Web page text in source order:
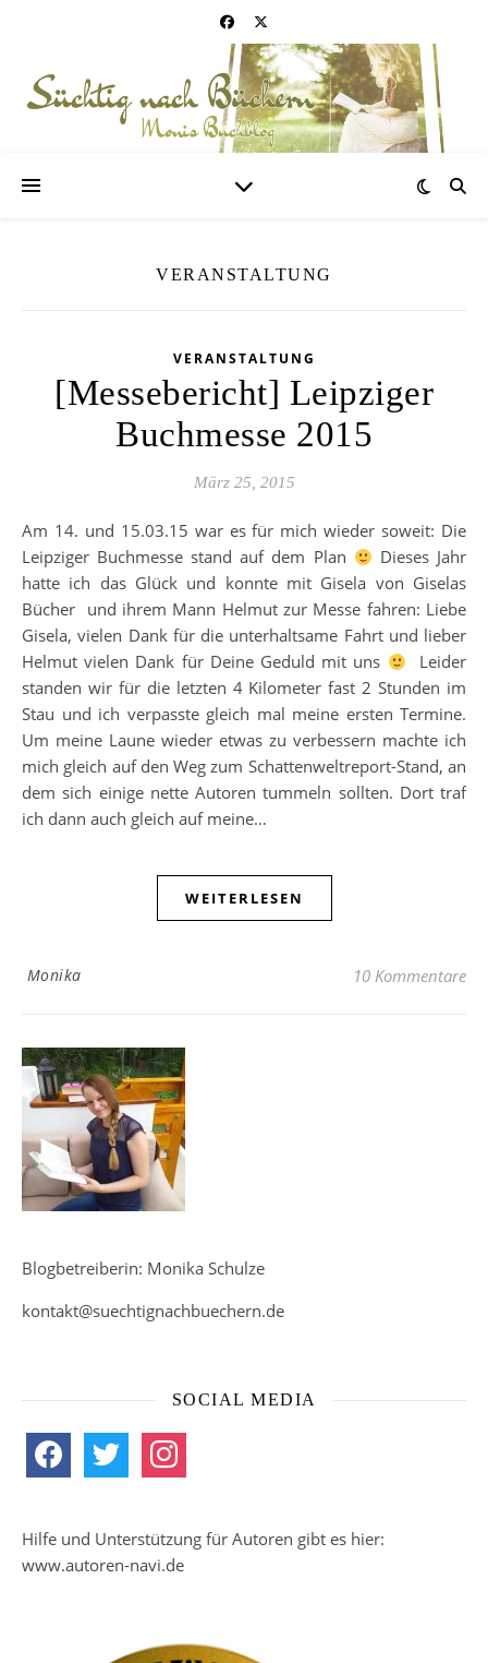
VERANSTALTUNG
VERANSTALTUNG
[Messebericht] Leipziger
Buchmesse 2015
März 25, 2015
Am 14. und 15.03.15 war es für mich wieder soweit: Die
Leipziger Buchmesse stand auf dem Plan
Dieses Jahr
hatte ich das Glück und konnte mit Gisela von Giselas
Bücher und ihrem Mann Helmut zur Messe fahren: Liebe
Gisela, vielen Dank für die unterhaltsame Fahrt und lieber
Helmut vielen Dank für Deine Geduld mit uns
Leider
standen wir für die letzten 4 Kilometer fast 2 Stunden im
Stau und ich verpasste gleich mal meine ersten Termine.
Um meine Laune wieder etwas zu verbessern machte ich
mich gleich auf den Weg zum Schattenweltreport-Stand, an
dem sich einige nette Autoren tummeln sollten. Dort traf
ich dann auch gleich auf meine…
WEITERLESEN
Monika 10 Kommentare
Blogbetreiberin: Monika Schulze
kontakt@suechtignachbuechern.de
SOCIAL MEDIA
facebook twitter instagram
Hilfe und Unterstützung für Autoren gibt es hier:
www.autoren-navi.de